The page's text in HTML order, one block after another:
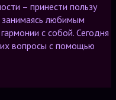
– принести пользу
любимым
с собой. Сегодня
вопросы с помощью